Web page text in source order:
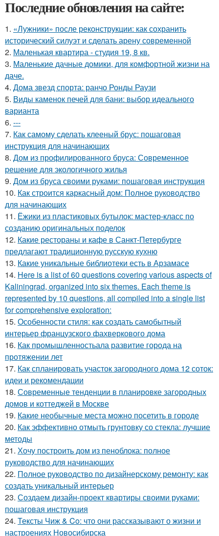
Последние обновления на сайте:
1. «Лужники» после реконструкции: как сохранить
исторический силуэт и сделать арену современной
2. Маленькая квартира - студия 19, 8 кв.
3. Маленькие дачные домики, для комфортной жизни на
даче.
4. Дома звезд спорта: ранчо Ронды Раузи
5. Виды каменок печей для бани: выбор идеального
варианта
6. ---
7. Как самому сделать клееный брус: пошаговая
инструкция для начинающих
8. Дом из профилированного бруса: Современное
решение для экологичного жилья
9. Дом из бруса своими руками: пошаговая инструкция
10. Как строится каркасный дом: Полное руководство
для начинающих
11. Ёжики из пластиковых бутылок: мастер-класс по
созданию оригинальных поделок
12. Какие рестораны и кафе в Санкт-Петербурге
предлагают традиционную русскую кухню
13. Какие уникальные библиотеки есть в Арзамасе
14. Here is a list of 60 questions covering various aspects of
Kaliningrad, organized into six themes. Each theme is
represented by 10 questions, all compiled into a single list
for comprehensive exploration:
15. Особенности стиля: как создать самобытный
интерьер французского фахверкового дома
16. Как промышленностьала развитие города на
протяжении лет
17. Как спланировать участок загородного дома 12 соток:
идеи и рекомендации
18. Современные тенденции в планировке загородных
домов и коттеджей в Москве
19. Какие необычные места можно посетить в городе
20. Как эффективно отмыть грунтовку со стекла: лучшие
методы
21. Хочу построить дом из пеноблока: полное
руководство для начинающих
22. Полное руководство по дизайнерскому ремонту: как
создать уникальный интерьер
23. Создаем дизайн-проект квартиры своими руками:
пошаговая инструкция
24. Тексты Чиж & Co: что они рассказывают о жизни и
настроениях Новосибирска